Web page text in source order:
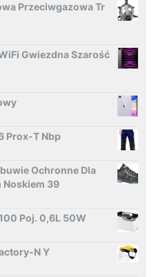
Przeciwgazowa Tr
Gwiezdna Szarość
Prox-T Nbp
Ochronne Dla
Noskiem 39
Poj. 0,6L 50W
N Y